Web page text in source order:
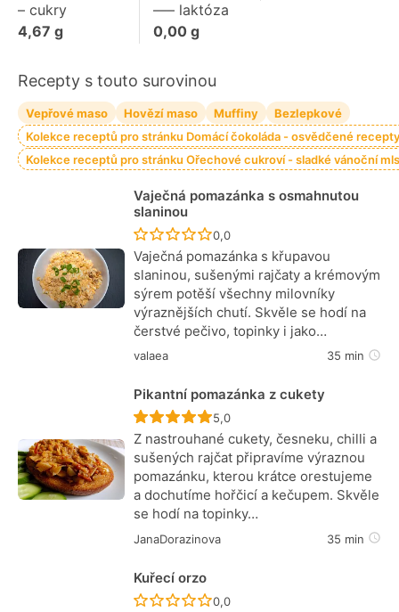
– cukry
4,67 g
––– laktóza
0,00g
Recepty s touto surovinou
Vepřové maso Hovězí maso Muffiny
Bezlepkové
Kolekce receptů pro stránku Domácí čokoláda - osvědčené
Kolekce receptů pro stránku Ořechové cukroví - sladké vánoční
Vaječná pomazánka s osmahnutou
slaninou
Recept ještě nebyl hodnocen
0,0
Vaječná pomazánka s křupavou
slaninou, sušenými rajčaty a krémovým
sýrem potěší všechny milovníky
výraznějších chutí. Skvěle se hodí na
čerstvé pečivo, topinky i jako…
valaea 35 min
Pikantní pomazánka z cukety
Recept ještě nebyl hodnocen
5,0
Z nastrouhané cukety, česneku, chilli a
sušených rajčat připravíme výraznou
pomazánku, kterou krátce orestujeme
a dochutíme hořčicí a kečupem. Skvěle
se hodí na topinky…
JanaDorazinova 35 min
Kuřecí orzo
Recept ještě nebyl hodnocen
0,0